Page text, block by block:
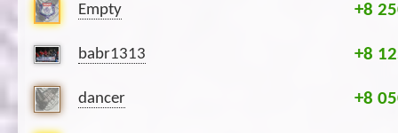
Empty +8
babr1313 +8
dancer +8